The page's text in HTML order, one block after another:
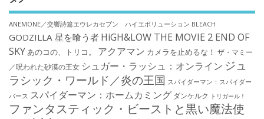
ANEMONE／交響詩篇エウレカセブン ハイエボリューション BLEACH
GODZILLA 星を喰う者 HiGH&LOW THE MOVIE 2 END OF
SKYあのコの、トリコ。 アクアマン カメラを止めるな！ ザ・マミー
／呪われた砂漠の王女 シュガー・ラッシュ：オンライン ジュ
ラシック・ワールド／炎の王国 スパイダーマン：スパイダー
バース スパイダーマン：ホームカミング ダンケルク トリガール！
ファンタスティック・ビーストと黒い魔法使